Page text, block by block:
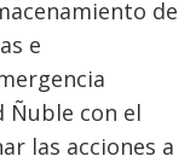
de
e
Ñuble con el
las acciones a